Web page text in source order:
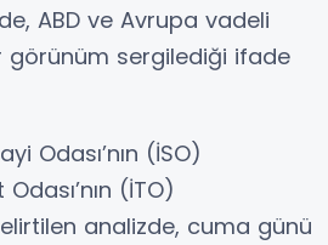
ABD ve Avrupa vadeli
görünüm sergilediği ifade
Odası’nın (İSO)
(İTO)
analizde, cuma günü